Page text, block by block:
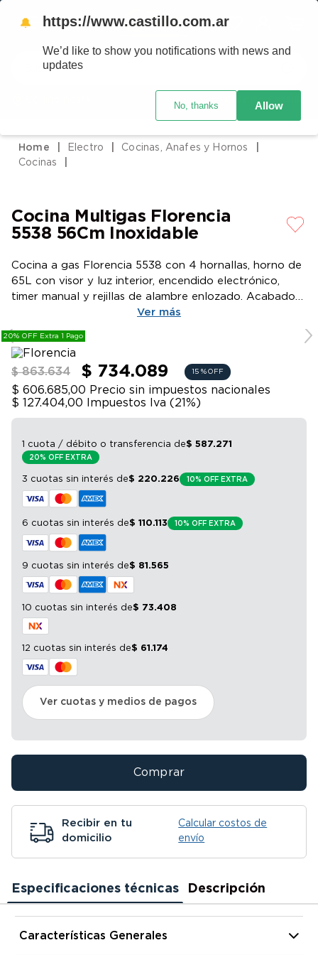
Buscar
Crédito Castillo
Electro
Cocinas, Anafes y Hornos
Cocinas
Cocina Multigas Florencia
5538 56Cm Inoxidable
Cocina a gas Florencia 5538 con 4 hornallas, horno de
65L con visor y luz interior, encendido electrónico,
timer manual y rejillas de alambre enlozado. Acabado
en acero inoxidable y cajón parrilla deslizable.
Ver más
20% OFF Extra 1 Pago
$ 863.634 $ 734.089 15 % OFF
$ 606.685,00 Precio sin impuestos nacionales
$ 127.404,00
Impuestos Iva (21%)
1 cuota / débito o transferencia de$ 587.271
20% OFF EXTRA
3 cuotas sin interés de$ 220.226 10% OFF EXTRA
6 cuotas sin interés de$ 110.113 10% OFF EXTRA
9 cuotas sin interés de$ 81 .565
10 cuotas sin interés de$ 73.408
12 cuotas sin interés de$ 61 .174
Ver cuotas y medios de pagos
Comprar
Recibir en tu
domicilio
Calcular costos de
envío
Especificaciones técnicas Descripción
Características Generales
🔔 https://www.castillo.com.ar
We’d like to show you notifications with news and
updates
No, thanks Allow
2.
heladera
5.
colchones
.
moto
8.
aire acondicionado
9.
bicicleta
10. sommier